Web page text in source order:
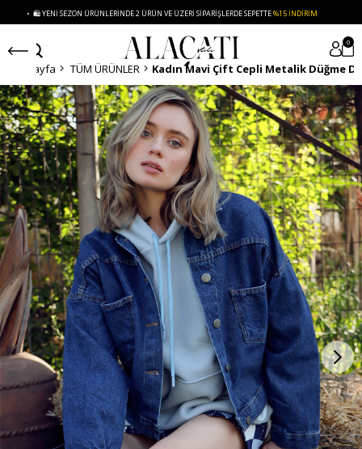
YENI SEZON ÜRÜNLERINDE 2 ÜRÜN VE ÜZERI SIPARIŞLERDE SEPETTE%15 İNDIRIM
0
Anasayfa TÜM ÜRÜNLER